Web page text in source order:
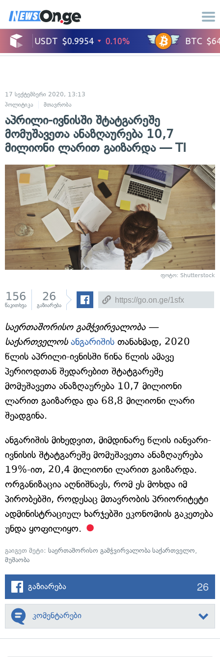
17 სექტემბერი 2020, 13:13
პოლიტიკა
მთავრობა
აპრილი-ივნისში შტატგარეშე
მომუშავეთა ანაზღაურება 10,7
მილიონი ლარით გაიზარდა — TI
ფოტო: Shutterstock
156
წაკითხვა
26
გაზიარება
საერთაშორისო გამჭვირვალობა —
საქართველოს ანგარიშის თანახმად, 2020
წლის აპრილი-ივნისში წინა წლის ამავე
პერიოდთან შედარებით შტატგარეშე
მომუშავეთა ანაზღაურება 10,7 მილიონი
ლარით გაიზარდა და 68,8 მილიონი ლარი
შეადგინა.
ანგარიშის მიხედვით, მიმდინარე წლის იანვარი-
ივნისის შტატგარეშე მომუშავეთა ანაზღაურება
19%-ით, 20,4 მილიონი ლარით გაიზარდა.
ორგანიზაცია აღნიშნავს, რომ ეს მოხდა იმ
პირობებში, როდესაც მთავრობის პრიორიტეტი
ადმინისტრაციულ ხარჯებში ეკონომიის გაკეთება
უნდა ყოფილიყო.
გაიგეთ მეტი: საერთაშორისო გამჭვირვალობა საქართველო,
მუშაობა
გაზიარება 26
კომენტარები